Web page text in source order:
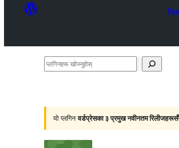
प्लगिनहरू
यो प्लगिनवर्डप्रेसका ३ प्रमुख नवीनतम